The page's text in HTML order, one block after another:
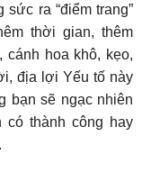
ra “điểm trang”
thời gian, thêm
cánh hoa khô, kẹo,
địa lợi Yếu tố này
bạn sẽ ngạc nhiên
có thành công hay